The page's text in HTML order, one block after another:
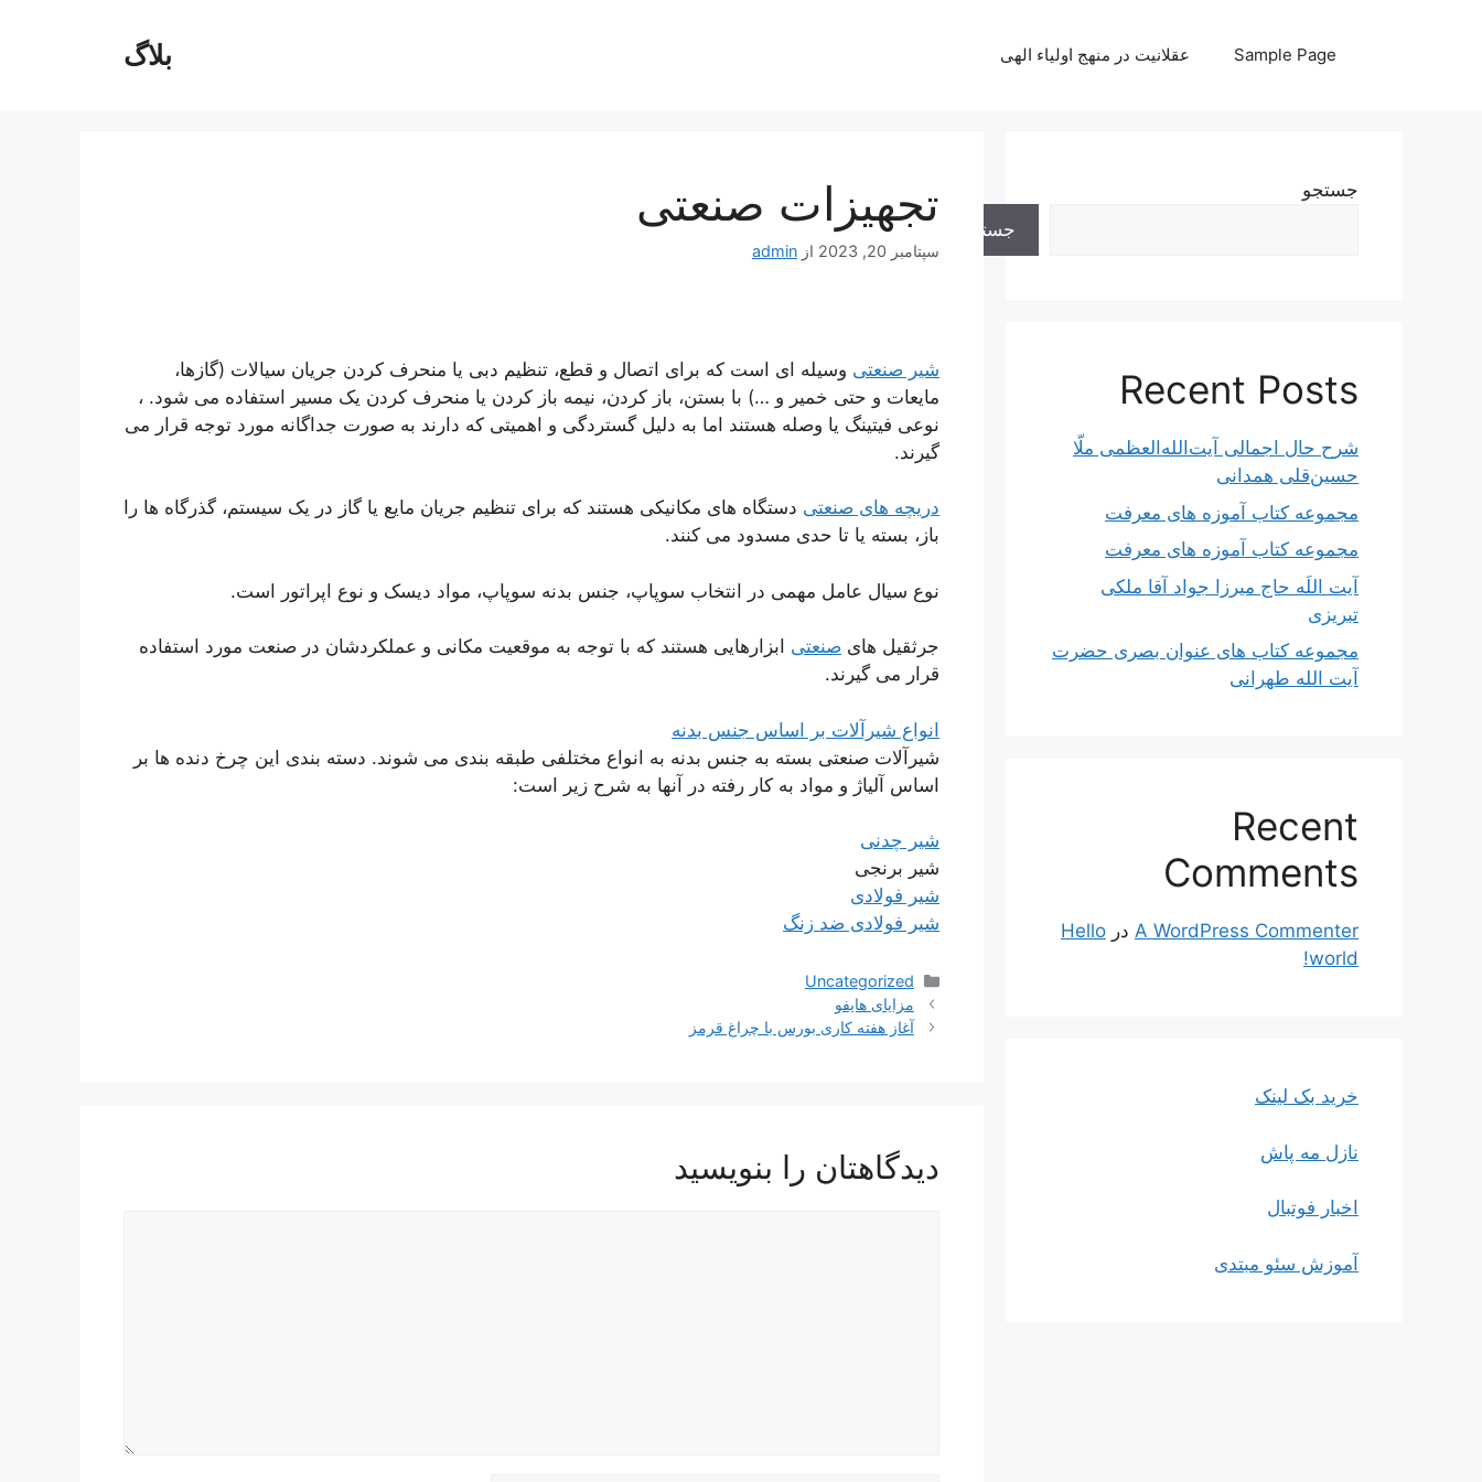
بلاگ Sample Page عقلانیت در منهج اولیاء الهی
تجهیزات صنعتی
سپتامبر 20, 2023 از admin
شیر صنعتی وسیله ای است که برای اتصال و قطع، تنظیم دبی یا منحرف کردن جریان سیالات (گازها،
مایعات و حتی خمیر و …) با بستن، باز کردن، نیمه باز کردن یا منحرف کردن یک مسیر استفاده می شود. ،
نوعی فیتینگ یا وصله هستند اما به دلیل گستردگی و اهمیتی که دارند به صورت جداگانه مورد توجه قرار می
گیرند.
دریچه های صنعتی دستگاه های مکانیکی هستند که برای تنظیم جریان مایع یا گاز در یک سیستم، گذرگاه ها را
باز، بسته یا تا حدی مسدود می کنند.
نوع سیال عامل مهمی در انتخاب سوپاپ، جنس بدنه سوپاپ، مواد دیسک و نوع اپراتور است.
جرثقیل های صنعتی ابزارهایی هستند که با توجه به موقعیت مکانی و عملکردشان در صنعت مورد استفاده
قرار می گیرند.
انواع شیرآلات بر اساس جنس بدنه
شیرآلات صنعتی بسته به جنس بدنه به انواع مختلفی طبقه بندی می شوند. دسته بندی این چرخ دنده ها بر
اساس آلیاژ و مواد به کار رفته در آنها به شرح زیر است:
شیر چدنی
شیر برنجی
شیر فولادی
شیر فولادی ضد زنگ
دسته‌ها
Uncategorized
ناوبری
نوشته‌ها
مزایای هایفو
آغاز هفته کاری بورس با چراغ قرمز
دیدگاهتان را بنویسید
جستجو
جستجو
Recent Posts
شرح حال اجمالی آیت‌الله‌العظمی ملّا
حسین‌قلی همدانی
مجموعه کتاب آموزه های معرفت
مجموعه کتاب آموزه های معرفت
آیت اللَه حاج میرزا جواد آقا ملکی
تبریزی
مجموعه کتاب های عنوان بصری حضرت
آیت الله طهرانی
Recent
Comments
A WordPress Commenter در Hello
world!
خرید بک لینک
نازل مه پاش
اخبار فوتبال
آموزش سئو مبتدی